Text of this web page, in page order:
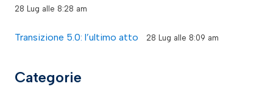
28 Lug alle 8:28 am
Transizione 5.0: l’ultimo atto 28 Lug alle 8:09 am
Categorie